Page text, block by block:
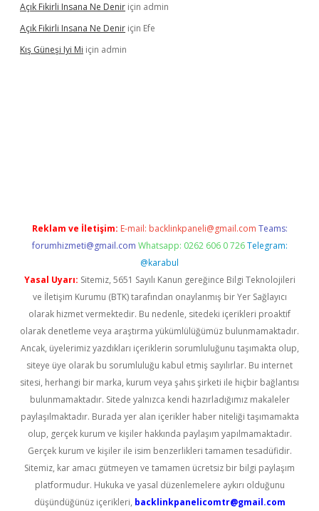
Açık Fikirli Insana Ne Denir için admin
Açık Fikirli Insana Ne Denir için Efe
Kış Güneşi Iyi Mi için admin
Reklam ve İletişim: E-mail: backlinkpaneli@gmail.com Teams:
forumhizmeti@gmail.com Whatsapp: 0262 606 0 726 Telegram:
@karabul
Yasal Uyarı: Sitemiz, 5651 Sayılı Kanun gereğince Bilgi Teknolojileri
ve İletişim Kurumu (BTK) tarafından onaylanmış bir Yer Sağlayıcı
olarak hizmet vermektedir. Bu nedenle, sitedeki içerikleri proaktif
olarak denetleme veya araştırma yükümlülüğümüz bulunmamaktadır.
Ancak, üyelerimiz yazdıkları içeriklerin sorumluluğunu taşımakta olup,
siteye üye olarak bu sorumluluğu kabul etmiş sayılırlar. Bu internet
sitesi, herhangi bir marka, kurum veya şahıs şirketi ile hiçbir bağlantısı
bulunmamaktadır. Sitede yalnızca kendi hazırladığımız makaleler
paylaşılmaktadır. Burada yer alan içerikler haber niteliği taşımamakta
olup, gerçek kurum ve kişiler hakkında paylaşım yapılmamaktadır.
Gerçek kurum ve kişiler ile isim benzerlikleri tamamen tesadüfidir.
Sitemiz, kar amacı gütmeyen ve tamamen ücretsiz bir bilgi paylaşım
platformudur. Hukuka ve yasal düzenlemelere aykırı olduğunu
düşündüğünüz içerikleri, backlinkpanelicomtr@gmail.com